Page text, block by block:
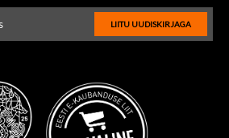
LIITU UUDISKIRJAGA